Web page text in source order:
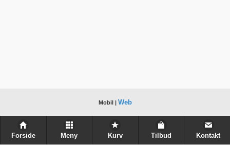
Mobil | Web
Forside Meny Kurv Tilbud Kontakt